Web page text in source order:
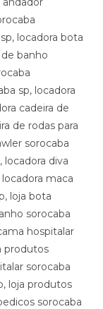
locadora bota
banho
sp, locadora
cadeira de
de rodas para
sorocaba
locadora diva
maca
loja bota
sorocaba
hospitalar
produtos
sorocaba
loja produtos
sorocaba